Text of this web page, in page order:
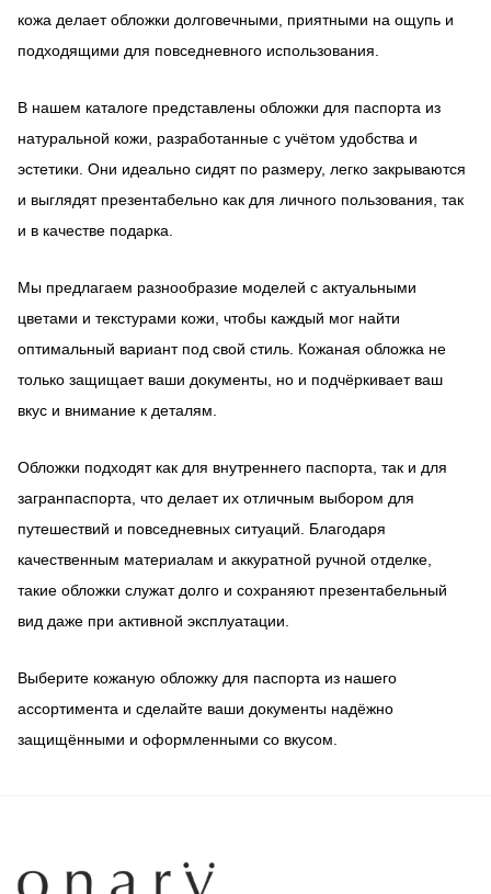
кожа делает обложки долговечными, приятными на ощупь и
подходящими для повседневного использования.
В нашем каталоге представлены обложки для паспорта из
натуральной кожи, разработанные с учётом удобства и
эстетики. Они идеально сидят по размеру, легко закрываются
и выглядят презентабельно как для личного пользования, так
и в качестве подарка.
Мы предлагаем разнообразие моделей с актуальными
цветами и текстурами кожи, чтобы каждый мог найти
оптимальный вариант под свой стиль. Кожаная обложка не
только защищает ваши документы, но и подчёркивает ваш
вкус и внимание к деталям.
Обложки подходят как для внутреннего паспорта, так и для
загранпаспорта, что делает их отличным выбором для
путешествий и повседневных ситуаций. Благодаря
качественным материалам и аккуратной ручной отделке,
такие обложки служат долго и сохраняют презентабельный
вид даже при активной эксплуатации.
Выберите кожаную обложку для паспорта из нашего
ассортимента и сделайте ваши документы надёжно
защищёнными и оформленными со вкусом.